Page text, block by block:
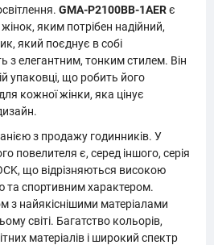
GMA-P2100BB-1AERє
яким потрібен надійний,
який поєднує в собі
з елегантним, тонким стилем. Він
упаковці, що робить його
кожної жінки, яка цінує
з продажу годинників. У
повелителя є, серед іншого, серія
що відрізняються високою
та спортивним характером.
з найякіснішими матеріалами
світі. Багатство кольорів,
матеріалів і широкий спектр